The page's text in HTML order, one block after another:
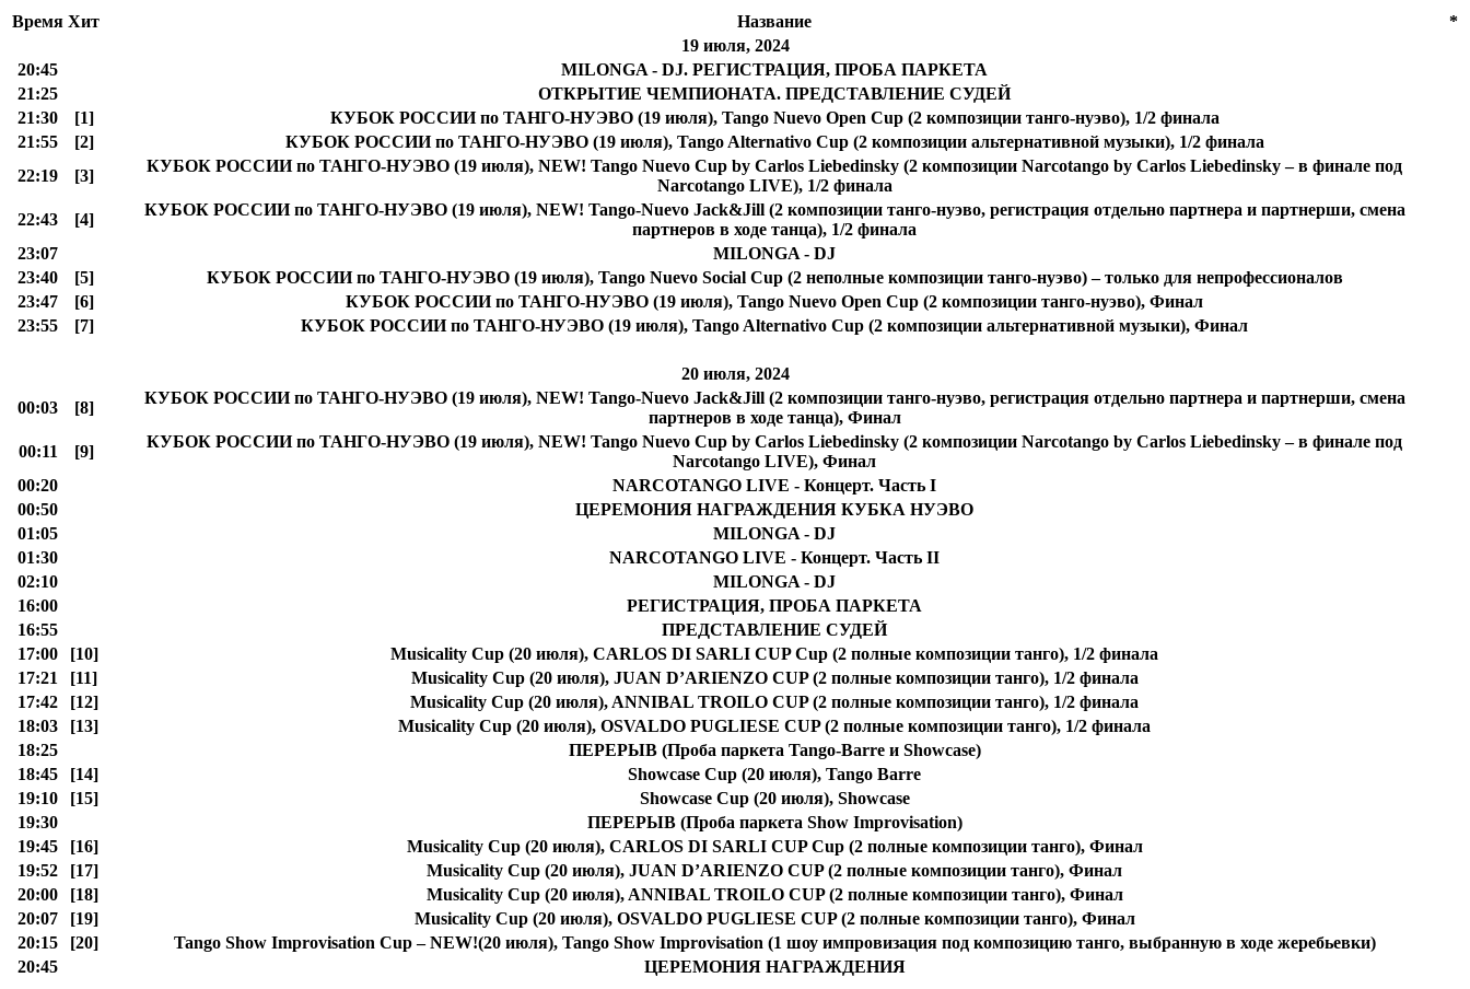
Время Хит Название
*
19 июля, 2024
20:45
MILONGA - DJ. РЕГИСТРАЦИЯ, ПРОБА ПАРКЕТА
21:25
ОТКРЫТИЕ ЧЕМПИОНАТА. ПРЕДСТАВЛЕНИЕ СУДЕЙ
21:30
[1]
КУБОК РОССИИ по ТАНГО-НУЭВО (19 июля), Tango Nuevo Open Cup (2 композиции танго-нуэво), 1/2 финала
21:55
[2]
КУБОК РОССИИ по ТАНГО-НУЭВО (19 июля), Tango Alternativo Cup (2 композиции альтернативной музыки), 1/2 финала
22:19
[3]
КУБОК РОССИИ по ТАНГО-НУЭВО (19 июля), NEW! Tango Nuevo Cup by Carlos Liebedinsky (2 композиции Narcotango by Carlos Liebedinsky – в финале под
Narcotango LIVE), 1/2 финала
22:43
[4]
КУБОК РОССИИ по ТАНГО-НУЭВО (19 июля), NEW! Tango-Nuevo Jack&Jill (2 композиции танго-нуэво, регистрация отдельно партнера и партнерши, смена
партнеров в ходе танца), 1/2 финала
23:07
MILONGA - DJ
23:40
[5]
КУБОК РОССИИ по ТАНГО-НУЭВО (19 июля), Tango Nuevo Social Cup (2 неполные композиции танго-нуэво) – только для непрофессионалов
23:47
[6]
КУБОК РОССИИ по ТАНГО-НУЭВО (19 июля), Tango Nuevo Open Cup (2 композиции танго-нуэво), Финал
23:55
[7] КУБОК РОССИИ по ТАНГО-НУЭВО (19 июля), Tango Alternativo Cup (2 композиции альтернативной музыки), Финал
20 июля, 2024
00:03
[8]
КУБОК РОССИИ по ТАНГО-НУЭВО (19 июля), NEW! Tango-Nuevo Jack&Jill (2 композиции танго-нуэво, регистрация отдельно партнера и партнерши, смена
партнеров в ходе танца), Финал
00:11
[9]
КУБОК РОССИИ по ТАНГО-НУЭВО (19 июля), NEW! Tango Nuevo Cup by Carlos Liebedinsky (2 композиции Narcotango by Carlos Liebedinsky – в финале под
Narcotango LIVE), Финал
00:20
NARCOTANGO LIVE - Концерт. Часть I
00:50
ЦЕРЕМОНИЯ НАГРАЖДЕНИЯ КУБКА НУЭВО
01:05
MILONGA - DJ
01:30
NARCOTANGO LIVE - Концерт. Часть II
02:10
MILONGA - DJ
16:00
РЕГИСТРАЦИЯ, ПРОБА ПАРКЕТА
16:55
ПРЕДСТАВЛЕНИЕ СУДЕЙ
17:00
[10]
Musicality Cup (20 июля), CARLOS DI SARLI CUP Cup (2 полные композиции танго), 1/2 финала
17:21
[11]
Musicality Cup (20 июля), JUAN D’ARIENZO CUP (2 полные композиции танго), 1/2 финала
17:42
[12]
Musicality Cup (20 июля), ANNIBAL TROILO CUP (2 полные композиции танго), 1/2 финала
18:03
[13]
Musicality Cup (20 июля), OSVALDO PUGLIESE CUP (2 полные композиции танго), 1/2 финала
18:25
ПЕРЕРЫВ (Проба паркета Tango-Barre и Showcase)
18:45
[14]
Showсase Cup (20 июля), Tango Barre
19:10
[15]
Showcase Cup (20 июля), Showcase
19:30
ПЕРЕРЫВ (Проба паркета Show Improvisation)
19:45
[16]
Musicality Cup (20 июля), CARLOS DI SARLI CUP Cup (2 полные композиции танго), Финал
19:52
[17]
Musicality Cup (20 июля), JUAN D’ARIENZO CUP (2 полные композиции танго), Финал
20:00
[18]
Musicality Cup (20 июля), ANNIBAL TROILO CUP (2 полные композиции танго), Финал
20:07
[19]
Musicality Cup (20 июля), OSVALDO PUGLIESE CUP (2 полные композиции танго), Финал
20:15
[20]
Tango Show Improvisation Cup – NEW!(20 июля), Tango Show Improvisation (1 шоу импровизация под композицию танго, выбранную в ходе жеребьевки)
20:45
ЦЕРЕМОНИЯ НАГРАЖДЕНИЯ